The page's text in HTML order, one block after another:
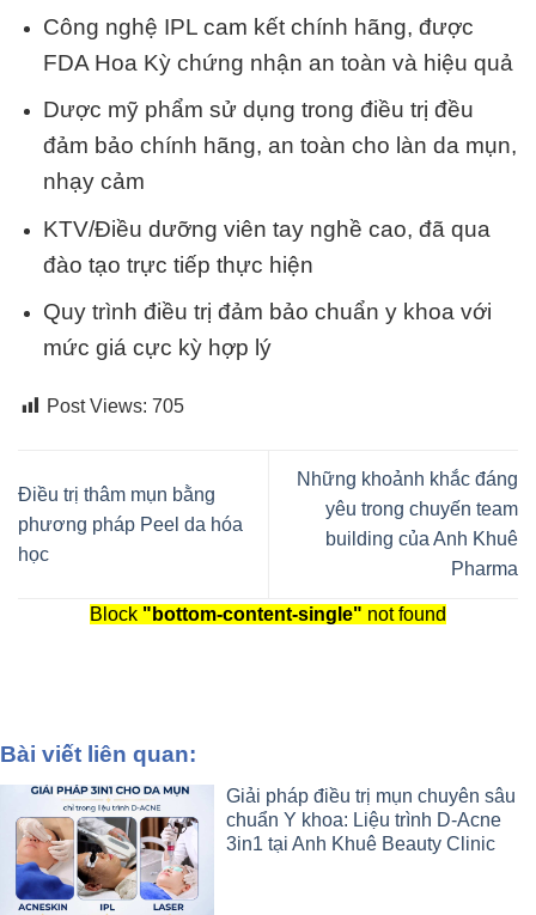
Công nghệ IPL cam kết chính hãng, được
FDA Hoa Kỳ chứng nhận an toàn và hiệu quả
Dược mỹ phẩm sử dụng trong điều trị đều
đảm bảo chính hãng, an toàn cho làn da mụn,
nhạy cảm
KTV/Điều dưỡng viên tay nghề cao, đã qua
đào tạo trực tiếp thực hiện
Quy trình điều trị đảm bảo chuẩn y khoa với
mức giá cực kỳ hợp lý
Post Views: 705
Điều trị thâm mụn bằng
phương pháp Peel da hóa
học
Những khoảnh khắc đáng
yêu trong chuyến team
building của Anh Khuê
Pharma
Block "bottom-content-single" not found
Bài viết liên quan:
Giải pháp điều trị mụn chuyên sâu
chuẩn Y khoa: Liệu trình D-Acne
3in1 tại Anh Khuê Beauty Clinic